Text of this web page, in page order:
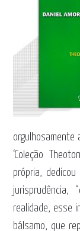
orgulhosamente
‘Coleção
própria,
realidade, esse
bálsamo, que